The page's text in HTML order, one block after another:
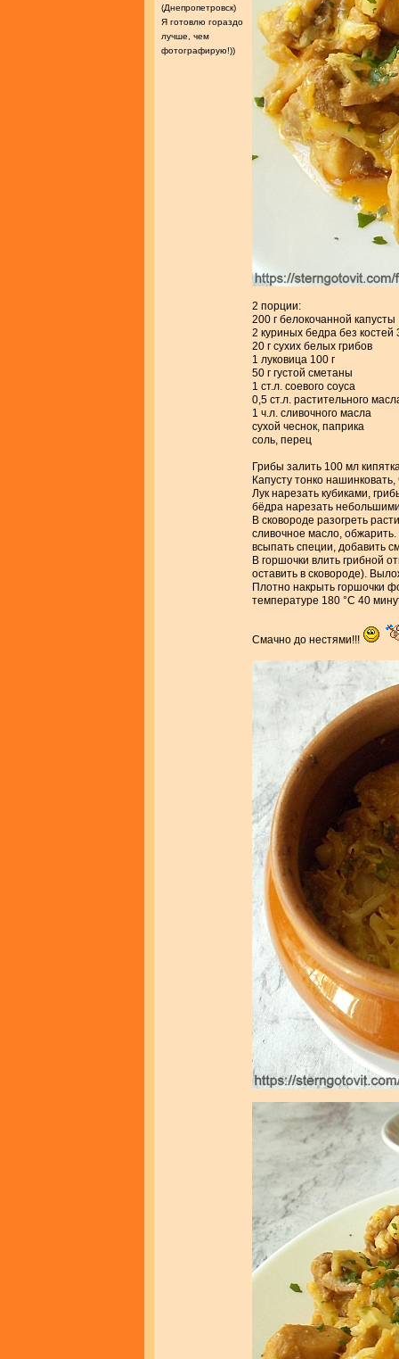
(Днепропетровск)
Я готовлю гораздо
лучше, чем
фотографирую!))
2 порции:
200 г белокочанной капусты
2 куриных бедра без костей
20 г сухих белых грибов
1 луковица 100 г
50 г густой сметаны
1 ст.л. соевого соуса
0,5 ст.л. растительного
1 ч.л. сливочного масла
сухой чеснок, паприка
соль, перец
Грибы залить 100 мл
Капусту тонко
Лук нарезать кубиками,
бёдра нарезать
В сковороде разогреть
сливочное масло, обжарить.
всыпать специи, добавить
В горшочки влить грибной
оставить в сковороде).
Плотно накрыть горшочки
температуре 180 °С 40
Смачно до нестями!!!